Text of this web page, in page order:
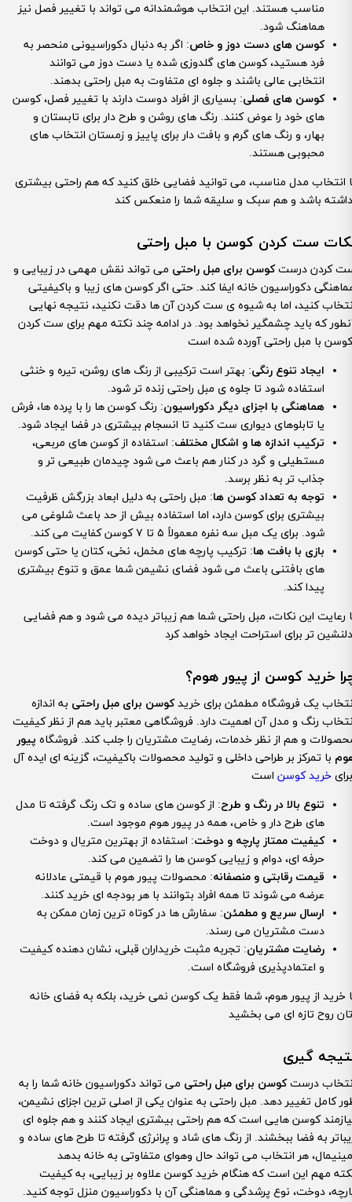
مناسب هستند. این انتخاب هوشمندانه می تواند با تغییر فصل نیز
هماهنگ شود.
کوسن های دست دوز و خاص: اگر به دنبال دکوراسیونی منحصر به
فرد هستید، کوسن های گلدوزی شده یا دست دوز می توانند
انتخابی عالی باشند و جلوه ای متفاوت به مبل راحتی بدهند.
کوسن های فصلی: بسیاری از افراد دوست دارند با تغییر فصل، کوسن
های خود را عوض کنند. رنگ های روشن و طرح دار برای تابستان و
بهار، و رنگ های گرم و بافت دار برای پاییز و زمستان انتخاب های
محبوبی هستند.
انتخاب مدل مناسب، می توانید فضایی خلق کنید که هم راحتی بیشتری
ست کردن کوسن با مبل راحتی
کردن درستکوسن برای مبل راحتی می تواند نقش مهمی در زیبایی و
دکوراسیون خانه ایفا کند. حتی اگر کوسن های زیبا و باکیفیتی
کنید، اما به شیوه ی ست کردن آن ها دقت نکنید، نتیجه نهایی
که باید چشمگیر نخواهد بود. در ادامه چند نکته مهم برای ست کردن
ایجاد تنوع رنگی: بهتر است ترکیبی از رنگ های روشن، تیره و خنثی
استفاده شود تا جلوه ی مبل راحتی زنده تر شود.
هماهنگی با اجزای دیگر دکوراسیون: رنگ کوسن ها را با پرده ها، فرش
یا تابلوهای دیواری ست کنید تا انسجام بیشتری در فضا ایجاد شود.
ترکیب اندازه ها و اشکال مختلف: استفاده از کوسن های مربعی،
مستطیلی و گرد در کنار هم باعث می شود چیدمان طبیعی تر و
جذاب تر به نظر برسد.
توجه به تعداد کوسن ها: مبل راحتی به دلیل ابعاد بزرگش ظرفیت
بیشتری برای کوسن دارد، اما استفاده بیش از حد باعث شلوغی می
شود. برای یک مبل سه نفره معمولاً ۵ تا ۷ کوسن کفایت می کند.
بازی با بافت ها: ترکیب پارچه های مخمل، نخی، کتان یا حتی کوسن
های بافتنی باعث می شود فضای نشیمن شما عمق و تنوع بیشتری
پیدا کند.
رعایت این نکات، مبل راحتی شما هم زیباتر دیده می شود و هم فضایی
خرید کوسن از پیور هوم؟
یک فروشگاه مطمئن برای خریدکوسن برای مبل راحتی به اندازه
رنگ و مدل آن اهمیت دارد. فروشگاهی معتبر باید هم از نظر کیفیت
و هم از نظر خدمات، رضایت مشتریان را جلب کند. فروشگاه پیور
با تمرکز بر طراحی داخلی و تولید محصولات باکیفیت، گزینه ای ایده آل
برای خرید کوسن
تنوع بالا در رنگ و طرح: از کوسن های ساده و تک رنگ گرفته تا مدل
های طرح دار و خاص، همه در پیور هوم موجود است.
کیفیت ممتاز پارچه و دوخت: استفاده از بهترین متریال و دوخت
حرفه ای، دوام و زیبایی کوسن ها را تضمین می کند.
قیمت رقابتی و منصفانه: محصولات پیور هوم با قیمتی عادلانه
عرضه می شوند تا همه افراد بتوانند با هر بودجه ای خرید کنند.
ارسال سریع و مطمئن: سفارش ها در کوتاه ترین زمان ممکن به
دست مشتریان می رسند.
رضایت مشتریان: تجربه مثبت خریداران قبلی، نشان دهنده کیفیت
و اعتمادپذیری فروشگاه است.
خرید از پیور هوم، شما فقط یک کوسن نمی خرید، بلکه به فضای خانه
گیری
درستکوسن برای مبل راحتی می تواند دکوراسیون خانه شما را به
کامل تغییر دهد. مبل راحتی به عنوان یکی از اصلی ترین اجزای نشیمن،
کوسن هایی است که هم راحتی بیشتری ایجاد کنند و هم جلوه ای
به فضا ببخشند. از رنگ های شاد و پرانرژی گرفته تا طرح های ساده و
مهم این است که هنگام خرید کوسن علاوه بر زیبایی، به کیفیت
دوخت، نوع پرشدگی و هماهنگی آن با دکوراسیون منزل توجه کنید.